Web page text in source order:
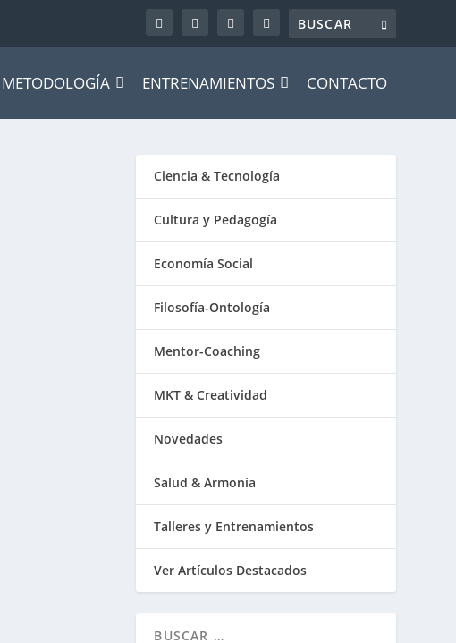
METODOLOGÍA ENTRENAMIENTOS CONTACTO
Ciencia & Tecnología
Cultura y Pedagogía
Economía Social
Filosofía-Ontología
Mentor-Coaching
MKT & Creatividad
Novedades
Salud & Armonía
Talleres y Entrenamientos
Ver Artículos Destacados